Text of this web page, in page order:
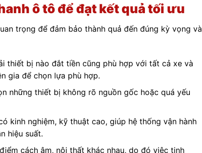
ô tô để đạt kết quả tối ưu
trọng để đảm bảo thành quả đến đúng kỳ vọng và
thiết bị nào đắt tiền cũng phù hợp với tất cả xe và
gia để chọn lựa phù hợp.
những thiết bị không rõ nguồn gốc hoặc quá yếu
kinh nghiệm, kỹ thuật cao, giúp hệ thống vận hành
hiệu suất.
cách âm, nội thất khác nhau, do đó việc tinh